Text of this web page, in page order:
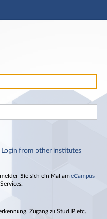
Login from other institutes
Sie sich ein Mal am eCampus
Zugang zu Stud.IP etc.